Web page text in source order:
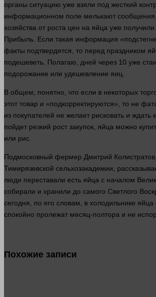
органы ситуацию уже взяли под жесткий
информационном поле мелькают сообщения,
хозяйства от роста цен на яйца уже
Прибыль . Если такая информация
факты подтвердятся, то перед праздником
подешеветь. Полагаю, дней через 10 уже
подорожание или удешевление яиц.
В общем, понятно, что если в некоторых
этот товар и «подкорректируются», то не
из покупателей не желает рисковать и ждать
пойдет резкий рост закупок, яйца можно
или рис.
Подмосковный фермер Дмитрий Колистратов,
Тимирязевской сельхозакадемии,
люди переставали есть яйца с началом
собирали и хранили до самого Светлого
сегодня, по его словам, в холодильнике
спокойно пролежат месяц-полтора и не
Похожие записи